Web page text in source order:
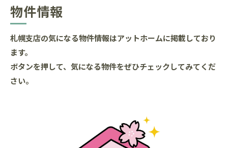
物件情報
札幌支店の気になる物件情報はアットホームに掲載しており
ます。
ボタンを押して、気になる物件をぜひチェックしてみてくだ
さい。